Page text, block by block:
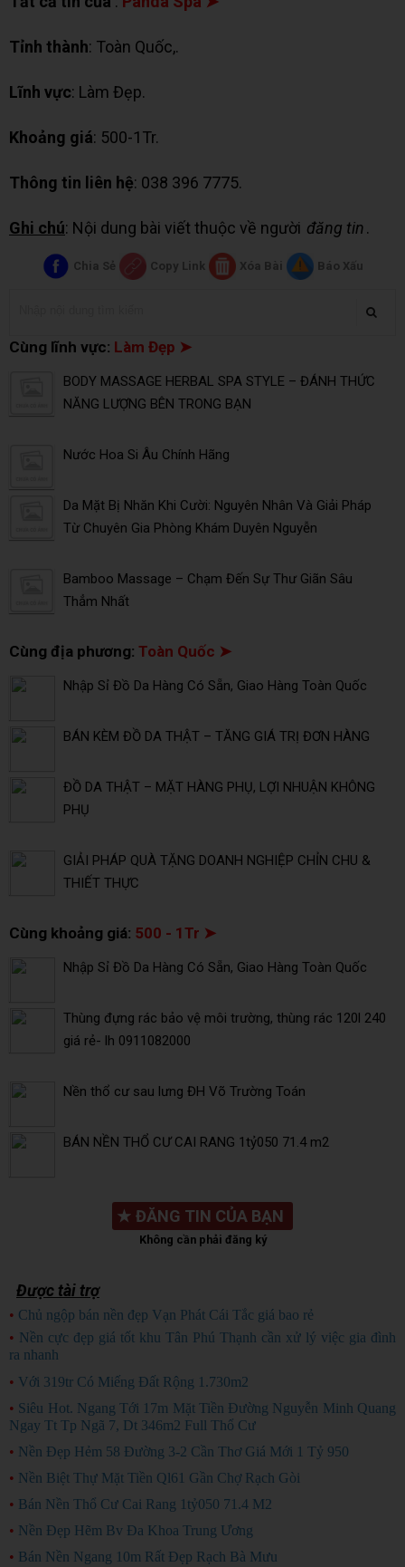
Tỉnh thành: Toàn Quốc,.
Lĩnh vực: Làm Đẹp.
Khoảng giá: 500-1Tr.
Thông tin liên hệ: 038 396 7775.
Ghi chú: Nội dung bài viết thuộc về người đăng tin.
Chia Sẻ Copy Link Xóa Bài Báo Xấu
Cùng lĩnh vực: Làm Đẹp ➤
BODY MASSAGE HERBAL SPA STYLE – ĐÁNH THỨC
NĂNG LƯỢNG BÊN TRONG BẠN
Nước Hoa Si Âu Chính Hãng
Da Mặt Bị Nhăn Khi Cười: Nguyên Nhân Và Giải Pháp
Từ Chuyên Gia Phòng Khám Duyên Nguyễn
Bamboo Massage – Chạm Đến Sự Thư Giãn Sâu
Thẳm Nhất
Cùng địa phương: Toàn Quốc ➤
Nhập Sỉ Đồ Da Hàng Có Sẵn, Giao Hàng Toàn Quốc
BÁN KÈM ĐỒ DA THẬT – TĂNG GIÁ TRỊ ĐƠN HÀNG
ĐỒ DA THẬT – MẶT HÀNG PHỤ, LỢI NHUẬN KHÔNG
PHỤ
GIẢI PHÁP QUÀ TẶNG DOANH NGHIỆP CHỈN CHU &
THIẾT THỰC
Cùng khoảng giá: 500 - 1Tr ➤
Nhập Sỉ Đồ Da Hàng Có Sẵn, Giao Hàng Toàn Quốc
Thùng đựng rác bảo vệ môi trường, thùng rác 120l 240
giá rẻ- lh 0911082000
Nền thổ cư sau lưng ĐH Võ Trường Toán
BÁN NỀN THỔ CƯ CAI RANG 1tỷ050 71.4 m2
★ ĐĂNG TIN CỦA BẠN
Không cần phải đăng ký
Được tài trợ
• Chủ ngộp bán nền đẹp Vạn Phát Cái Tắc giá bao rẻ
• Nền cực đẹp giá tốt khu Tân Phú Thạnh cần xử lý việc gia đình
ra nhanh
• Với 319tr Có Miếng Đất Rộng 1.730m2
• Siêu Hot. Ngang Tới 17m Mặt Tiền Đường Nguyễn Minh Quang
Ngay Tt Tp Ngã 7, Dt 346m2 Full Thổ Cư
• Nền Đẹp Hẻm 58 Đường 3-2 Cần Thơ Giá Mới 1 Tỷ 950
• Nền Biệt Thự Mặt Tiền Ql61 Gần Chợ Rạch Gòi
• Bán Nền Thổ Cư Cai Rang 1tỷ050 71.4 M2
• Nền Đẹp Hẽm Bv Đa Khoa Trung Ương
• Bán Nền Ngang 10m Rất Đẹp Rạch Bà Mưu